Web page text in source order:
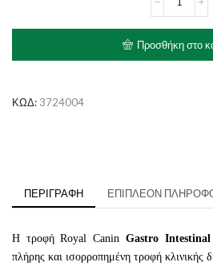
CANIN
Low
Προσθήκη στο
ΚΩΔ: 3724004
ΠΕΡΙΓΡΑΦΉ ΕΠΙΠΛΈΟΝ
Η τροφή Royal Canin Gastro
πλήρης και ισορροπημένη τροφή κλινικής